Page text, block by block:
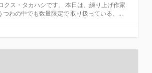
クス・タカハシです。 本日は、練り上げ作家
つわの中でも数量限定で 取り扱っている、...